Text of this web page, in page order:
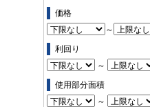
価格
～
利回り
～
使用部分面積
～